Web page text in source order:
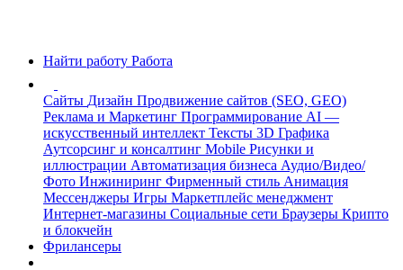
Найти работу Работа
Сайты Дизайн Продвижение сайтов (SEO, GEO)
Реклама и Маркетинг Программирование AI —
искусственный интеллект Тексты 3D Графика
Аутсорсинг и консалтинг Mobile Рисунки и
иллюстрации Автоматизация бизнеса Аудио/Видео/
Фото Инжиниринг Фирменный стиль Анимация
Мессенджеры Игры Маркетплейс менеджмент
Интернет-магазины Социальные сети Браузеры Крипто
и блокчейн
Фрилансеры